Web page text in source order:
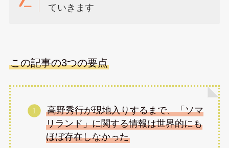
ていきます
この記事の3つの要点
高野秀行が現地入りするまで、「ソマ
リランド」に関する情報は世界的にも
ほぼ存在しなかった